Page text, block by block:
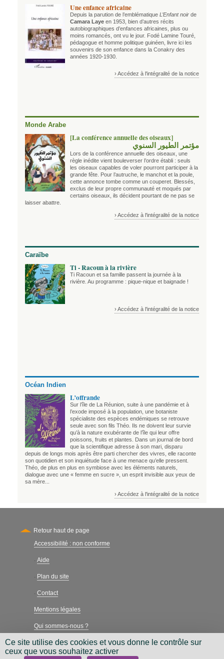
Une enfance africaine
Depuis la parution de l’emblématique L’Enfant noir de
Camara Laye en 1953, bien d’autres récits
autobiographiques d’enfances africaines, plus ou
moins romancés, ont vu le jour. Fodé Lamine Touré,
pédagogue et homme politique guinéen, livre ici les
souvenirs de son enfance dans la Conakry des
années 1920-1930.
› Accédez à l'intégralité de la notice
Monde Arabe
[La conférence annuelle des oiseaux]
مؤتمر الطيور السنوي
Lors de la conférence annuelle des oiseaux, une
règle inédite vient bouleverser l’ordre établi : seuls
les oiseaux capables de voler pourront participer à la
grande fête. Pour l’autruche, le manchot et la poule,
cette annonce tombe comme un couperet. Blessés,
exclus de leur propre communauté et moqués par
certains oiseaux, ils décident pourtant de ne pas se
laisser abattre.
› Accédez à l'intégralité de la notice
Caraïbe
Ti - Racoun à la rivière
Ti Racoun et sa famille passent la journée à la
rivière. Au programme : pique-nique et baignade !
› Accédez à l'intégralité de la notice
Océan Indien
L’offrande
Sur l’île de La Réunion, suite à une pandémie et à
l’exode imposé à la population, une botaniste
spécialiste des espèces endémiques se retrouve
seule avec son fils Théo. Ils ne doivent leur survie
qu’à la nature exubérante de l’île qui leur offre
poissons, fruits et plantes. Dans un journal de bord
que la scientifique adresse à son mari, disparu
depuis de longs mois après être parti chercher des vivres, elle raconte
son quotidien et son inquiétude face à une menace qu’elle pressent.
Théo, de plus en plus en symbiose avec les éléments naturels,
dialogue avec une « femme en sucre », un esprit invisible aux yeux de
sa mère...
› Accédez à l'intégralité de la notice
Retour haut de page
Secondary
Accessibilité : non conforme
- Aide
- Plan du site
- Contact
Mentions légales
Qui sommes-nous ?
Charte néthique
Ce site utilise des cookies et vous donne le contrôle sur
ceux que vous souhaitez activer